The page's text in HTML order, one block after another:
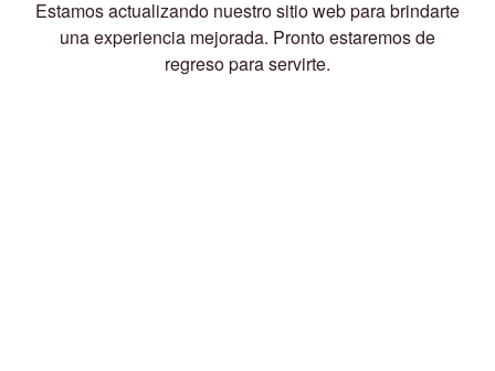
Estamos actualizando nuestro sitio web para brindarte
una experiencia mejorada. Pronto estaremos de
regreso para servirte.